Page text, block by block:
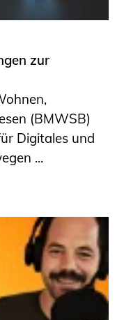
zur
(BMWSB)
Digitales und
...